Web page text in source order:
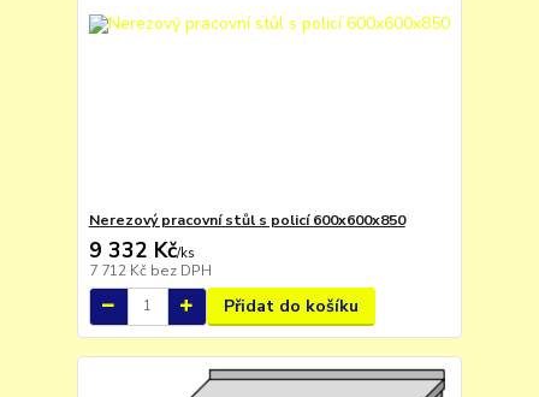
Nerezový pracovní stůl s policí 600x600x850
9 332 Kč/ks
7 712 Kč bez DPH
Přidat do košíku